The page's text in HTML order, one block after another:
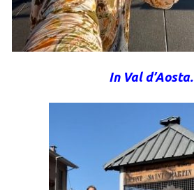
In Val d’Aosta.